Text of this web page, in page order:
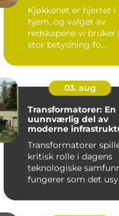
Kjøkkenet er hjertet i
hjem, og valget av
redskapene vi bruker
stor betydning fo...
03. aug
Transformatorer: En
uunnværlig del av
moderne
Transformatorer
kritisk rolle i dagens
teknologiske
fungerer som det